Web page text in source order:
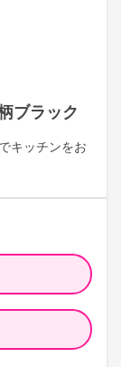
ブラック
キッチンをお